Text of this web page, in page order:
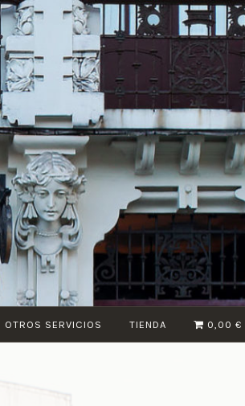
OTROS SERVICIOS TIENDA 0,00 €